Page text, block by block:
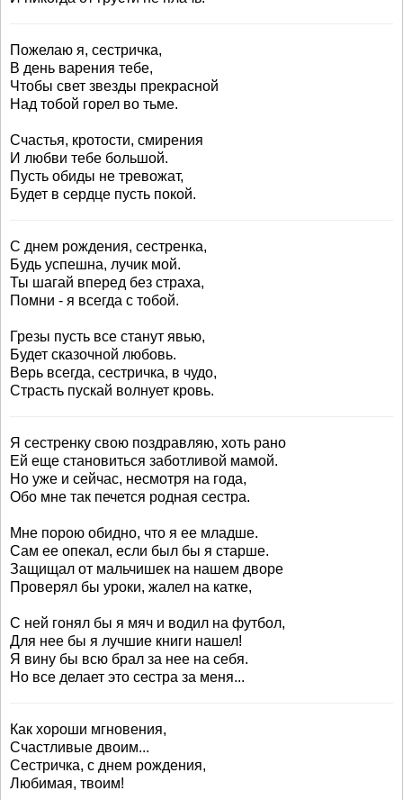
Пожелаю я, сестричка,
В день варения тебе,
Чтобы свет звезды прекрасной
Над тобой горел во тьме.
Счастья, кротости, смирения
И любви тебе большой.
Пусть обиды не тревожат,
Будет в сердце пусть покой.
С днем рождения, сестренка,
Будь успешна, лучик мой.
Ты шагай вперед без страха,
Помни - я всегда с тобой.
Грезы пусть все станут явью,
Будет сказочной любовь.
Верь всегда, сестричка, в чудо,
Страсть пускай волнует кровь.
Я сестренку свою поздравляю, хоть рано
Ей еще становиться заботливой мамой.
Но уже и сейчас, несмотря на года,
Обо мне так печется родная сестра.
Мне порою обидно, что я ее младше.
Сам ее опекал, если был бы я старше.
Защищал от мальчишек на нашем дворе
Проверял бы уроки, жалел на катке,
С ней гонял бы я мяч и водил на футбол,
Для нее бы я лучшие книги нашел!
Я вину бы всю брал за нее на себя.
Но все делает это сестра за меня...
Как хороши мгновения,
Счастливые двоим...
Сестричка, с днем рождения,
Любимая, твоим!